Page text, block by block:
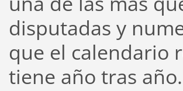
disputadas y
que el calendario
tiene año tras año.